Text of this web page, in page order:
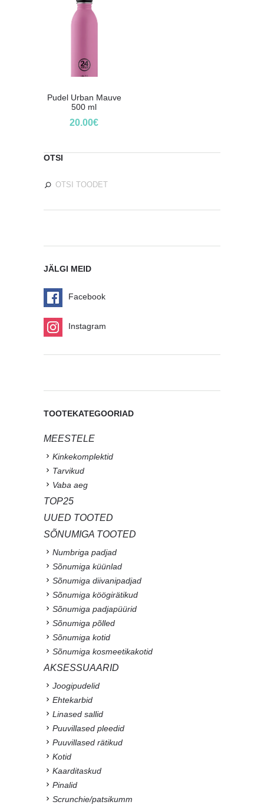
Pudel Urban Mauve
500 ml
20.00€
OTSI
JÄLGI MEID
Facebook
Instagram
TOOTEKATEGOORIAD
MEESTELE
Kinkekomplektid
Tarvikud
Vaba aeg
TOP25
UUED TOOTED
SÕNUMIGA TOOTED
Numbriga padjad
Sõnumiga küünlad
Sõnumiga diivanipadjad
Sõnumiga köögirätikud
Sõnumiga padjapüürid
Sõnumiga põlled
Sõnumiga kotid
Sõnumiga kosmeetikakotid
AKSESSUAARID
Joogipudelid
Ehtekarbid
Linased sallid
Puuvillased pleedid
Puuvillased rätikud
Kotid
Kaarditaskud
Pinalid
Scrunchie/patsikumm